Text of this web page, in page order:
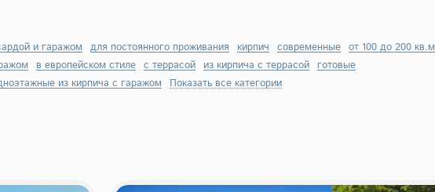
и гаражом для постоянного проживания кирпич современные от 100 до 200 кв.м
в европейском стиле с террасой из кирпича с террасой готовые
из кирпича с гаражом Показать все категории